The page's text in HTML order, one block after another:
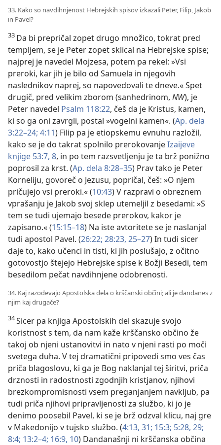
33. Kako so navdihnjenost Hebrejskih spisov izkazali Peter, Filip, Jakob
in Pavel?
33 Da bi prepričal zopet drugo množico, tokrat pred
templjem, se je Peter zopet sklical na Hebrejske spise;
najprej je navedel Mojzesa, potem pa rekel: »Vsi
preroki, kar jih je bilo od Samuela in njegovih
naslednikov naprej, so napovedovali te dneve.« Spet
drugič, pred velikim zborom (sanhedrinom, NW), je
Peter navedel Psalm 118:22, češ da je Kristus, kamen,
ki so ga oni zavrgli, postal »vogelni kamen«. (Ap. dela
3:22–24; 4:11) Filip pa je etiopskemu evnuhu razložil,
kako se je do takrat spolnilo prerokovanjeIzaijeve
knjige 53:7, 8, in po tem razsvetljenju je ta brž ponižno
poprosil za krst. (Ap. dela 8:28–35) Prav tako je Peter
Korneliju, govoreč o Jezusu, popričal, češ: »O njem
pričujejo vsi preroki.« (10:43) V razpravi o obreznem
vprašanju je Jakob svoj sklep utemeljil z besedami: »S
tem se tudi ujemajo besede prerokov, kakor je
zapisano.« (15:15–18) Na iste avtoritete se je naslanjal
tudi apostol Pavel. (26:22; 28:23, 25–27) In tudi sicer
daje to, kako učenci in tisti, ki jih poslušajo, z očitno
gotovostjo štejejo Hebrejske spise k Božji Besedi, tem
besedilom pečat navdihnjene odobrenosti.
34. Kaj razodevajo Apostolska dela o krščanski občini; ali je dandanes z
njim kaj drugače?
34Sicer pa knjiga Apostolskih del skazuje svojo
koristnost s tem, da nam kaže krščansko občino že
takoj ob njeni ustanovitvi in nato v njeni rasti po moči
svetega duha. V tej dramatični pripovedi smo ves čas
priča blagoslovu, ki ga je Bog naklanjal tej širitvi, priča
drznosti in radostnosti zgodnjih kristjanov, njihovi
brezkompromisnosti vsem preganjanjem navkljub, pa
tudi priča njihovi pripravljenosti za službo, ki jo je
denimo poosebil Pavel, ki se je brž odzval klicu, naj gre
v Makedonijo v tujsko službo. (4:13, 31; 15:3; 5:28, 29;
8:4; 13:2–4; 16:9, 10) Dandanašnji ni krščanska občina